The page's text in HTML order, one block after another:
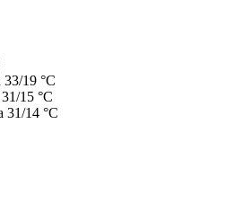
33/19 °C
31/15 °C
31/14 °C